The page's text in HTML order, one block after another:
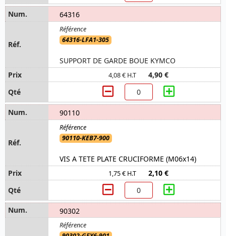
64316
64316-LFA1-305
SUPPORT DE GARDE BOUE KYMCO
4,08 € H.T 4,90 €
90110
90110-KEB7-900
VIS A TETE PLATE CRUCIFORME (M06x14)
1,75 € H.T 2,10 €
90302